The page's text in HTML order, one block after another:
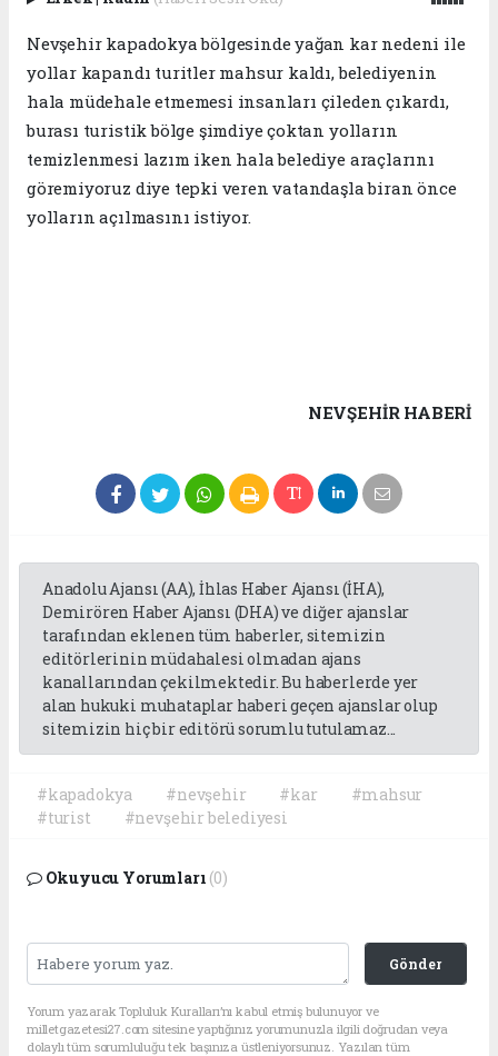
Nevşehir kapadokya bölgesinde yağan kar nedeni ile
yollar kapandı turitler mahsur kaldı, belediyenin
hala müdehale etmemesi insanları çileden çıkardı,
burası turistik bölge şimdiye çoktan yolların
temizlenmesi lazım iken hala belediye araçlarını
göremiyoruz diye tepki veren vatandaşla biran önce
yolların açılmasını istiyor.
NEVŞEHIR HABERİ
Anadolu Ajansı (AA), İhlas Haber Ajansı (İHA),
Demirören Haber Ajansı (DHA) ve diğer ajanslar
tarafından eklenen tüm haberler, sitemizin
editörlerinin müdahalesi olmadan ajans
kanallarından çekilmektedir. Bu haberlerde yer
alan hukuki muhataplar haberi geçen ajanslar olup
sitemizin hiç bir editörü sorumlu tutulamaz...
#kapadokya #nevşehir #kar
#mahsur
#turist
#nevşehir belediyesi
Okuyucu Yorumları (0)
Gönder
Yorum yazarak Topluluk Kuralları’nı kabul etmiş bulunuyor ve
milletgazetesi27.com sitesine yaptığınız yorumunuzla ilgili doğrudan veya
dolaylı tüm sorumluluğu tek başınıza üstleniyorsunuz. Yazılan tüm